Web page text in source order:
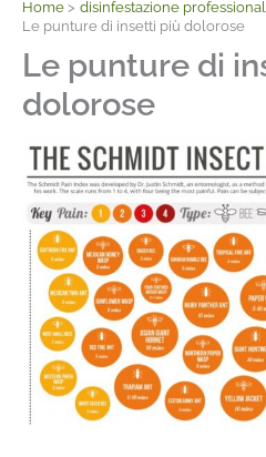
Home
disinfestazione
Le punture di insetti più dolorose
Le punture di
dolorose